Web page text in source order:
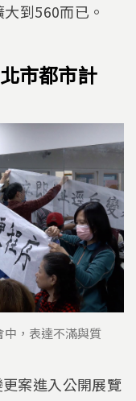
到560而已。
市都市計
中，表達不滿與質
案進入公開展覽